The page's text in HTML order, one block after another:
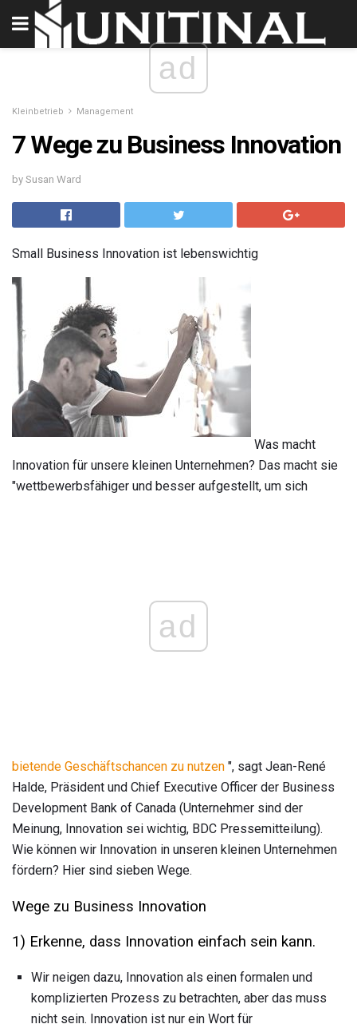
ad
Kleinbetrieb Management
7 Wege zu Business Innovation
by Susan Ward
Small Business Innovation ist lebenswichtig
Was macht
Innovation für unsere kleinen Unternehmen? Das macht sie
"wettbewerbsfähiger und besser aufgestellt, um sich
ad
bietende Geschäftschancen zu nutzen ", sagt Jean-René
Halde, Präsident und Chief Executive Officer der Business
Development Bank of Canada (Unternehmer sind der
Meinung, Innovation sei wichtig, BDC Pressemitteilung).
Wie können wir Innovation in unseren kleinen Unternehmen
fördern? Hier sind sieben Wege.
Wege zu Business Innovation
1) Erkenne, dass Innovation einfach sein kann.
Wir neigen dazu, Innovation als einen formalen und
komplizierten Prozess zu betrachten, aber das muss
nicht sein. Innovation ist nur ein Wort für